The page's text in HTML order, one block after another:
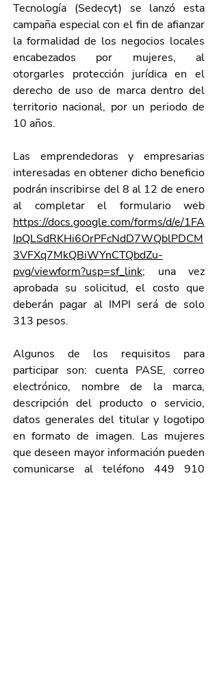
Tecnología (Sedecyt) se lanzó esta
campaña especial con el fin de afianzar
la formalidad de los negocios locales
encabezados por mujeres, al
otorgarles protección jurídica en el
derecho de uso de marca dentro del
territorio nacional, por un periodo de
10 años.
Las emprendedoras y empresarias
interesadas en obtener dicho beneficio
podrán inscribirse del 8 al 12 de enero
https://docs.google.com/forms/d/e/1FA
IpQLSdRKHi6OrPFcNdD7WQblPDCM
3VFXq7MkQBiWYnCTQbdZu-
pvg/viewform?usp=sf_link; una vez
aprobada su solicitud, el costo que
deberán pagar al IMPI será de solo
313 pesos.
Algunos de los requisitos para
participar son: cuenta PASE, correo
electrónico, nombre de la marca,
descripción del producto o servicio,
datos generales del titular y logotipo
en formato de imagen. Las mujeres
que deseen mayor información pueden
comunicarse al teléfono 449 910